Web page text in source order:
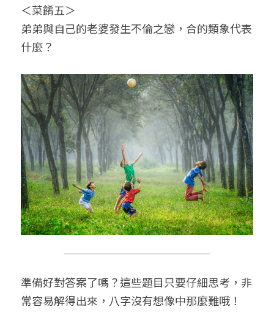
＜菜餚五＞
弟弟與自己的老婆發生不倫之戀，合的類象代表
什麼？
準備好對答案了嗎？這些題目只要仔細思考，非
常容易解得出來，八字沒有想像中那麼難哦！